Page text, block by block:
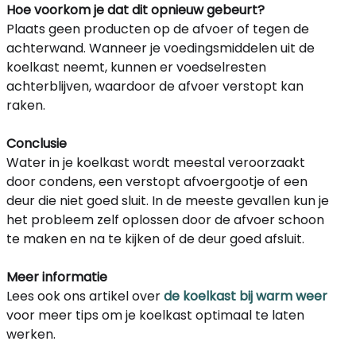
Hoe voorkom je dat dit opnieuw gebeurt?
Plaats geen producten op de afvoer of tegen de
achterwand. Wanneer je voedingsmiddelen uit de
koelkast neemt, kunnen er voedselresten
achterblijven, waardoor de afvoer verstopt kan
raken.
Conclusie
Water in je koelkast wordt meestal veroorzaakt
door condens, een verstopt afvoergootje of een
deur die niet goed sluit. In de meeste gevallen kun je
het probleem zelf oplossen door de afvoer schoon
te maken en na te kijken of de deur goed afsluit.
Meer informatie
Lees ook ons artikel overde koelkast bij warm weer
voor meer tips om je koelkast optimaal te laten
werken.